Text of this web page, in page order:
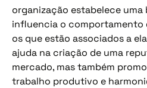
organização estabelece uma
influencia o comportamento
os que estão associados a
ajuda na criação de uma
mercado, mas também
trabalho produtivo e